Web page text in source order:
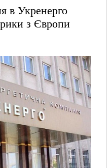
в Укренерго
з Європи